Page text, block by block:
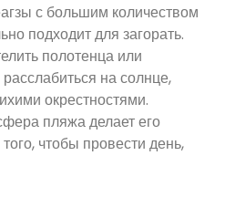
с большим количеством
подходит для загорать.
полотенца или
на солнце,
окрестностями.
пляжа делает его
чтобы провести день,